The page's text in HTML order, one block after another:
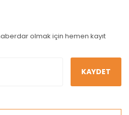
olmak için hemen kayıt
KAYDET